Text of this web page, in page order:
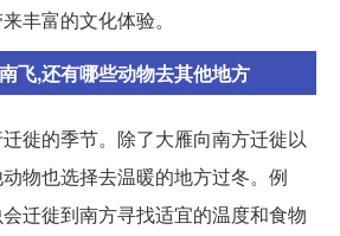
丰富的文化体验。
飞,还有哪些动物去其他地方
徙的季节。除了大雁向南方迁徙以
物也选择去温暖的地方过冬。例
迁徙到南方寻找适宜的温度和食物